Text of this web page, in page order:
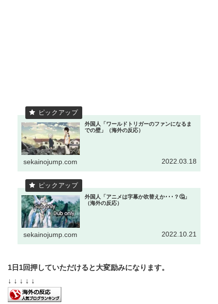
外国人「ワールドトリガーのファンになるま
での壁」（海外の反応）
sekainojump.com 2022.03.18
外国人「アニメは字幕か吹替えか･･･？🤔」
（海外の反応）
sekainojump.com 2022.10.21
1日1回押していただけると大変励みになります。
↓ ↓ ↓ ↓ ↓